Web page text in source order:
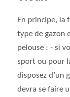
En principe, la
type de gazon
pelouse : - si
sport ou pour
disposez d’un
devra se faire